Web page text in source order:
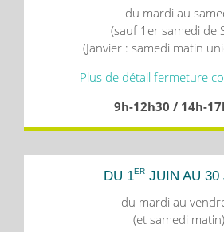
du mardi au
(sauf 1er samedi de
(Janvier : samedi matin
Plus de détail fermeture
9h-12h30 / 14h-
DU 1ER JUIN AU 30
du mardi au
(et samedi matin)